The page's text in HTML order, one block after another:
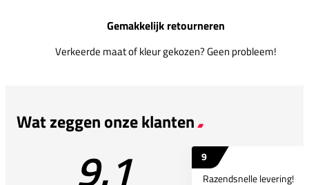
Gemakkelijk retourneren
Verkeerde maat of kleur gekozen? Geen probleem!
Wat zeggen onze klanten
9.1
9
Razendsnelle levering!